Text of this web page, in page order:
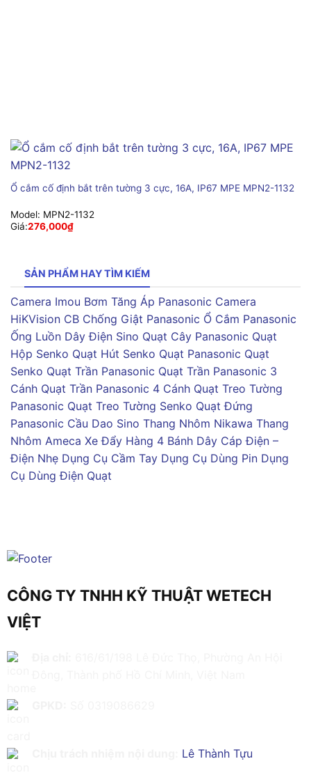
Ổ cắm cố định bắt trên tường 3 cực, 16A, IP67 MPE MPN2-1132
Model: MPN2-1132
Giá:276,000₫
SẢN PHẨM HAY TÌM KIẾM
Camera Imou Bơm Tăng Áp Panasonic Camera
HiKVision CB Chống Giật Panasonic Ổ Cắm Panasonic
Ống Luồn Dây Điện Sino Quạt Cây Panasonic Quạt
Hộp Senko Quạt Hút Senko Quạt Panasonic Quạt
Senko Quạt Trần Panasonic Quạt Trần Panasonic 3
Cánh Quạt Trần Panasonic 4 Cánh Quạt Treo Tường
Panasonic Quạt Treo Tường Senko Quạt Đứng
Panasonic Cầu Dao Sino Thang Nhôm Nikawa Thang
Nhôm Ameca Xe Đẩy Hàng 4 Bánh Dây Cáp Điện –
Điện Nhẹ Dụng Cụ Cầm Tay Dụng Cụ Dùng Pin Dụng
Cụ Dùng Điện Quạt
CÔNG TY TNHH KỸ THUẬT WETECH
VIỆT
Lê Thành Tựu